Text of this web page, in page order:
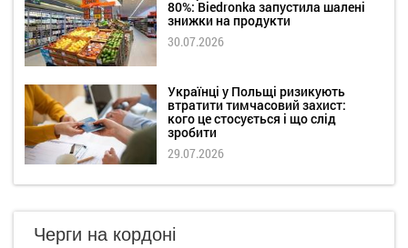
80%: Biedronka запустила шалені
знижки на продукти
30.07.2026
Українці у Польщі ризикують
втратити тимчасовий захист:
кого це стосується і що слід
зробити
29.07.2026
Черги на кордоні